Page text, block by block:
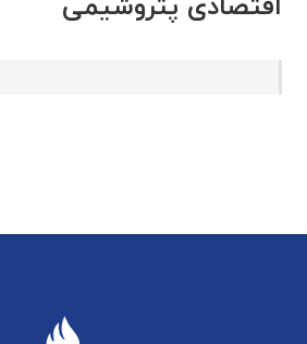
اقتصادی پتروشیمی